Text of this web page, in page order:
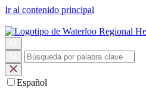
Ir al contenido principal
Español